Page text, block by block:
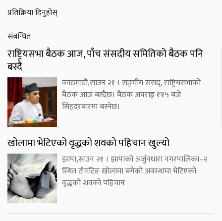
प्रतिक्रिया दिनुहोस्
संबन्धित
राष्ट्रियसभा बैठक आज, पाँच संसदीय समितिको बैठक पनि
बस्दै
काठमाडौं,साउन २१ । सङ्घीय संसद्, राष्ट्रियसभाको
बैठक आज बस्दैछ। बैठक अपराह्न १ः१५ बजे
सिंहदरबारमा बस्नेछ।
खोलामा भेटिएको वृद्धको शवको पहिचान खुल्यो
झापा,साउन २१ । झापाको अर्जुनधारा नगरपालिका–२
स्थित टाँगटिङ खोलामा बगेको अवस्थामा भेटिएको
वृद्धको शवको पहिचान